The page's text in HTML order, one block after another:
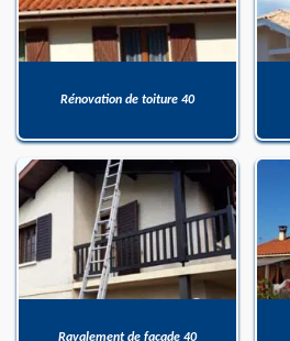
Rénovation de toiture 40
Ravalement de façade 40